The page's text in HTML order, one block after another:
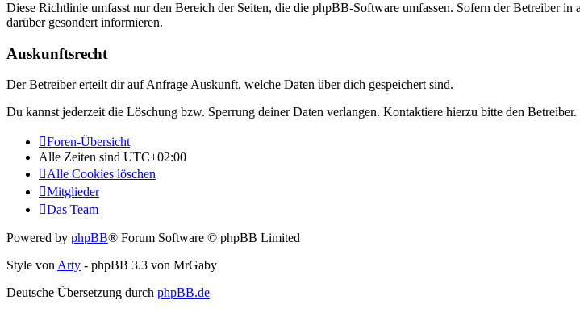
Diese Richtlinie umfasst nur den Bereich der Seiten, die die phpBB-Software umfassen. Sofern der Betreiber
darüber gesondert informieren.
Auskunftsrecht
Der Betreiber erteilt dir auf Anfrage Auskunft, welche Daten über dich gespeichert sind.
Du kannst jederzeit die Löschung bzw. Sperrung deiner Daten verlangen. Kontaktiere hierzu bitte den Betreiber.
Foren-Übersicht
Alle Zeiten sind UTC+02:00
Alle Cookies löschen
Mitglieder
Das Team
Powered by phpBB® Forum Software © phpBB Limited
Style vonArty - phpBB 3.3 von MrGaby
Deutsche Übersetzung durch phpBB.de